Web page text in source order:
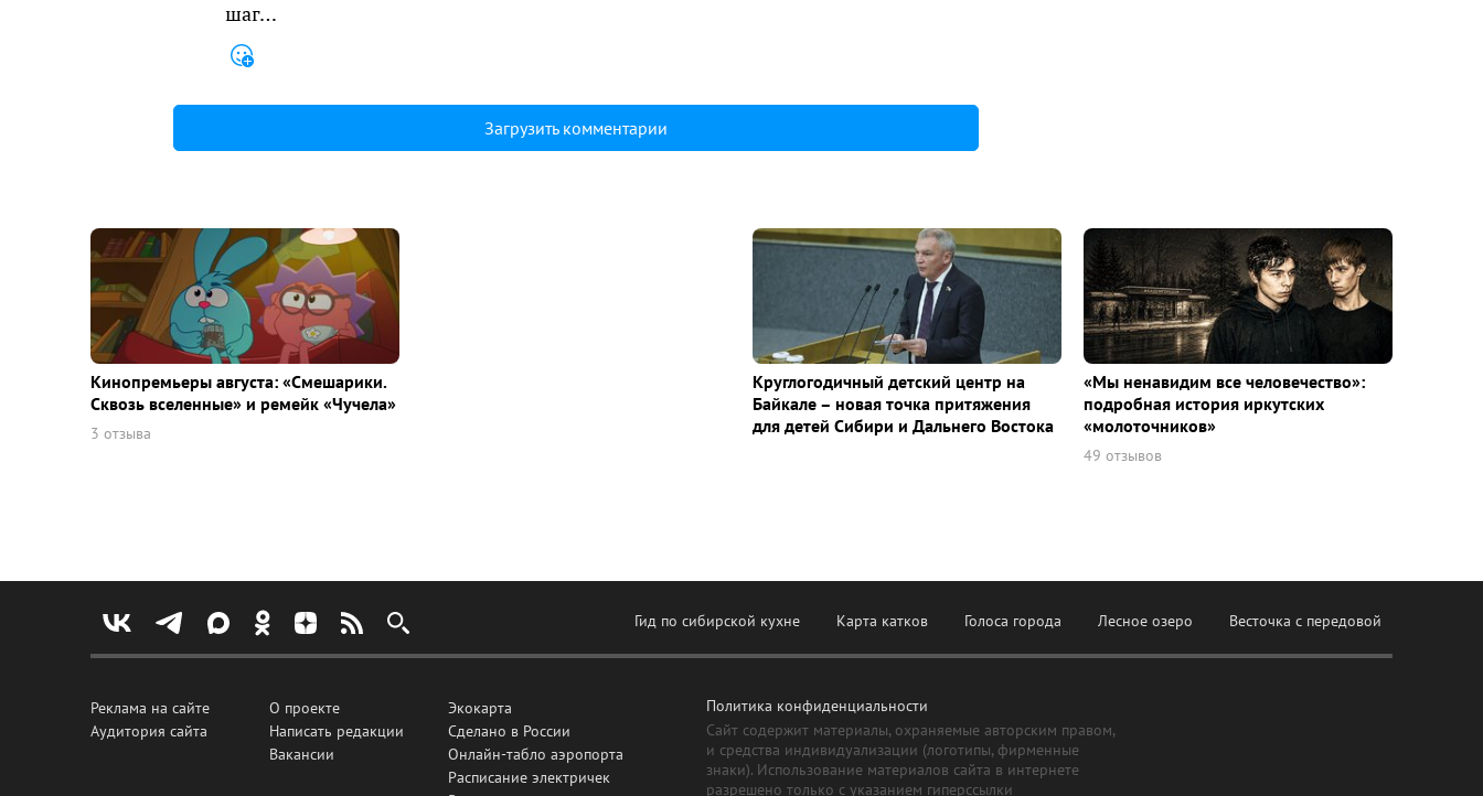
шаг…
Загрузить комментарии
Кинопремьеры августа: «Смешарики.
Сквозь вселенные» и ремейк «Чучела»
3 отзыва
Круглогодичный детский центр на
Байкале – новая точка притяжения
для детей Сибири и Дальнего Востока
«Мы ненавидим все человечество»:
подробная история иркутских
«молоточников»
49 отзывов
Гид по сибирской кухне Карта катков Голоса города Лесное озеро Весточка с передовой
Реклама на сайте
Аудитория сайта
О проекте
Написать редакции
Вакансии
Экокарта
Сделано в России
Онлайн-табло аэропорта
Расписание электричек
Политика конфиденциальности
Сайт содержит материалы, охраняемые авторским правом,
и средства индивидуализации (логотипы, фирменные
знаки). Использование материалов сайта в интернете
разрешено только с указанием гиперссылки